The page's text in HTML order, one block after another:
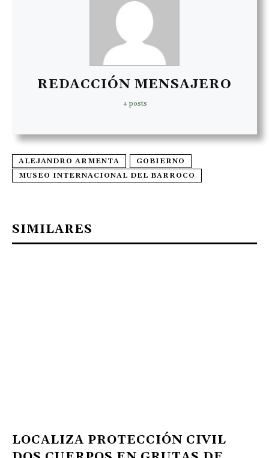
REDACCIÓN MENSAJERO
+ posts
ALEJANDRO ARMENTA
GOBIERNO
MUSEO INTERNACIONAL DEL BARROCO
SIMILARES
LOCALIZA PROTECCIÓN CIVIL